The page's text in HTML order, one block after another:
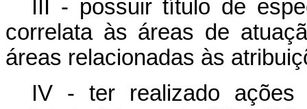
III - possuir título de
correlata às áreas de
áreas relacionadas às
IV - ter realizado ações